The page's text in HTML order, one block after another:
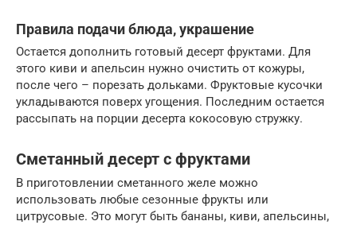
Правила подачи блюда, украшение
Остается дополнить готовый десерт фруктами. Для
этого киви и апельсин нужно очистить от кожуры,
после чего – порезать дольками. Фруктовые кусочки
укладываются поверх угощения. Последним остается
рассыпать на порции десерта кокосовую стружку.
Сметанный десерт с фруктами
В приготовлении сметанного желе можно
использовать любые сезонные фрукты или
цитрусовые. Это могут быть бананы, киви, апельсины,